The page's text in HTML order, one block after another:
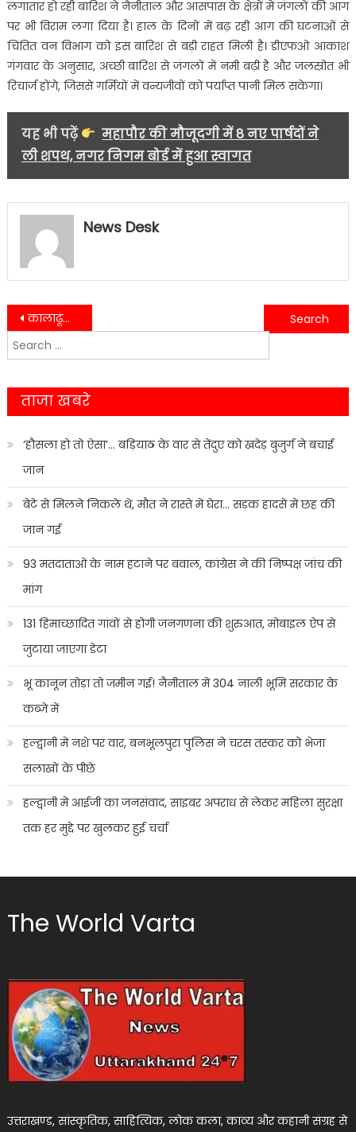
लगातार हो रही बारिश ने नैनीताल और आसपास के क्षेत्रों में जंगलों की आग
पर भी विराम लगा दिया है। हाल के दिनों में बढ़ रही आग की घटनाओं से
चिंतित वन विभाग को इस बारिश से बड़ी राहत मिली है। डीएफओ आकाश
गंगवार के अनुसार, अच्छी बारिश से जंगलों में नमी बढ़ी है और जलस्रोत भी
रिचार्ज होंगे, जिससे गर्मियों में वन्यजीवों को पर्याप्त पानी मिल सकेगा।
यह भी पढ़ें
महापौर की मौजूदगी में 8 नए पार्षदों ने
ली शपथ, नगर निगम बोर्ड में हुआ स्वागत
News Desk
Post
navigation
कालाढूंगी में बुक सेलरों पर छापेमारी, महंगी किताबें व बिना रेट की ड्रेस बेचने का खुलासा….
8.92 करोड़ की परियोजना पर सख्ती, मानसून से पहले काम पूरा करने का लक्ष्य….
Search
for:
ताजा खबरे
‘हौसला हो तो ऐसा’… बड़ियाठ के वार से तेंदुए को खदेड़ बुजुर्ग ने बचाई
जान
बेटे से मिलने निकले थे, मौत ने रास्ते में घेरा… सड़क हादसे में छह की
जान गई
93 मतदाताओं के नाम हटाने पर बवाल, कांग्रेस ने की निष्पक्ष जांच की
मांग
131 हिमाच्छादित गांवों से होगी जनगणना की शुरुआत, मोबाइल ऐप से
जुटाया जाएगा डेटा
भू कानून तोड़ा तो जमीन गई! नैनीताल में 304 नाली भूमि सरकार के
कब्जे में
हल्द्वानी में नशे पर वार, बनभूलपुरा पुलिस ने चरस तस्कर को भेजा
सलाखों के पीछे
हल्द्वानी में आईजी का जनसंवाद, साइबर अपराध से लेकर महिला सुरक्षा
तक हर मुद्दे पर खुलकर हुई चर्चा
The World Varta
उत्तराखण्ड, सांस्कृतिक, साहित्यिक, लोक कला, काव्य और कहानी संग्रह से